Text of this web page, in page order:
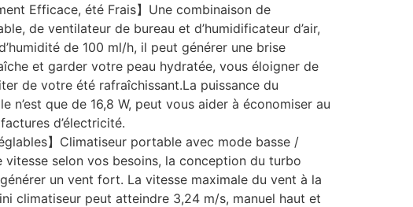
Efficace, été Frais】Une combinaison de
de ventilateur de bureau et d’humidificateur d’air,
de 100 ml/h, il peut générer une brise
et garder votre peau hydratée, vous éloigner de
de votre été rafraîchissant.La puissance du
n’est que de 16,8 W, peut vous aider à économiser au
d’électricité.
】Climatiseur portable avec mode basse /
vitesse selon vos besoins, la conception du turbo
un vent fort. La vitesse maximale du vent à la
climatiseur peut atteindre 3,24 m/s, manuel haut et